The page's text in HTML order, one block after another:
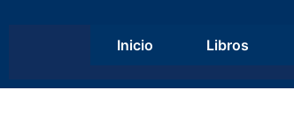
Inicio Libros